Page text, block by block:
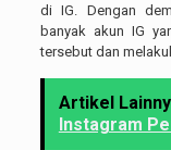
di IG. Dengan
banyak akun IG
tersebut dan
Artikel
Instagram